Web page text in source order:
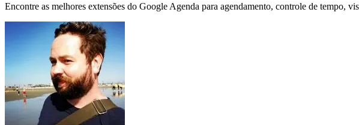
Encontre as melhores extensões do Google Agenda para agendamento, controle de tempo,